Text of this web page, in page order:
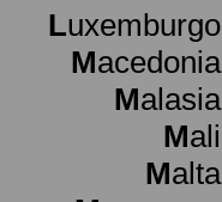
Luxemburgo
Macedonia
Malasia
Mali
Malta